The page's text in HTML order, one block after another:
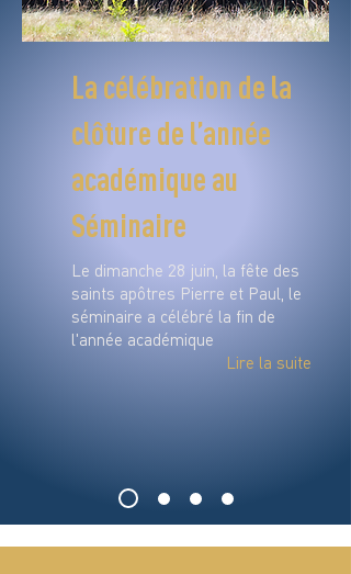
La célébration de la
clôture de l’année
académique au
Séminaire
Le dimanche 28 juin, la fête des
saints apôtres Pierre et Paul, le
séminaire a célébré la fin de
l'année académique
Lire la suite